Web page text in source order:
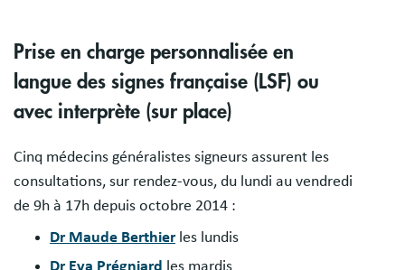
Prise en charge personnalisée en
langue des signes française (LSF) ou
avec interprète (sur place)
Cinq médecins généralistes signeurs assurent les
consultations, sur rendez-vous, du lundi au vendredi
de 9h à 17h depuis octobre 2014 :
Dr Maude Berthierles lundis
Dr Eva Prégniard
les mardis